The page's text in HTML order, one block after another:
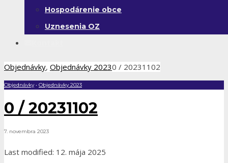
Hospodárenie obce
Uznesenia OZ
Objednávky, Objednávky 20230 / 20231102
Objednávky• Objednávky 2023
0 / 20231102
7. novembra 2023
Last modified: 12. mája 2025